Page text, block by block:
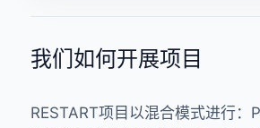
我们如何开展项目
RESTART项目以混合模式进行：